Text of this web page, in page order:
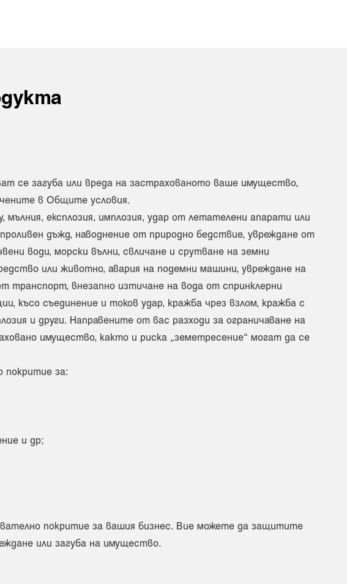
се загуба или вреда на застрахованото ваше имущество,
в Общите условия.
експлозия, имплозия, удар от летателени апарати или
дъжд, наводнение от природно бедствие, увреждане от
води, морски вълни, свличане и срутване на земни
или животно, авария на подемни машини, увреждане на
транспорт, внезапно изтичане на вода от спринклерни
късо съединение и токов удар, кражба чрез взлом, кражба с
и други. Направените от вас разходи за ограничаване на
имущество, както и риска „земетресение“ могат да се
покритие за:
и др;
покритие за вашия бизнес. Вие можете да защитите
или загуба на имущество.